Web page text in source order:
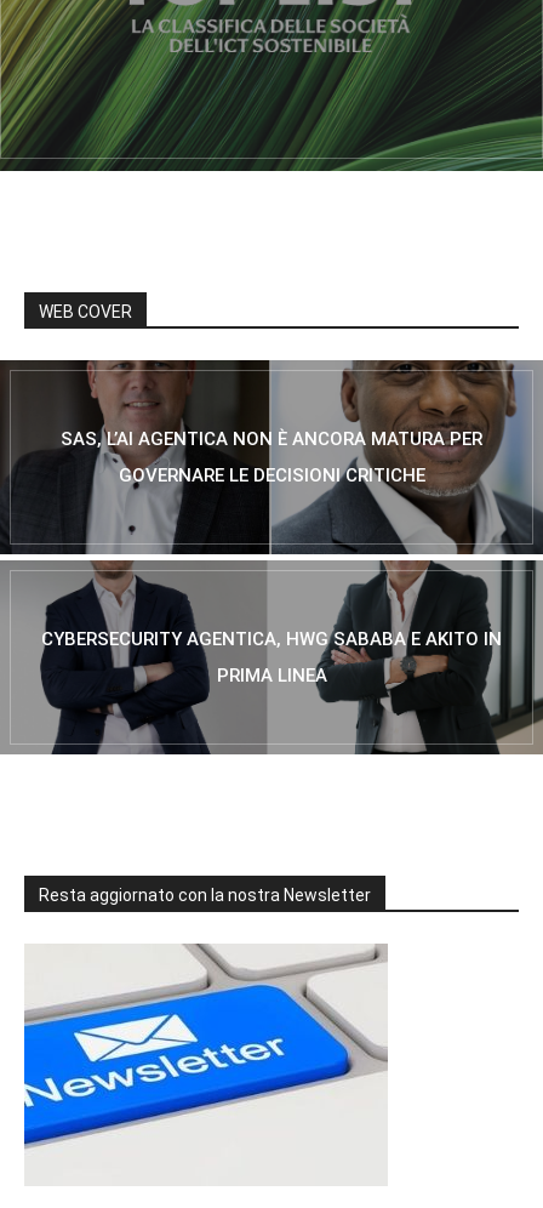
WEB COVER
SAS, L’AI AGENTICA NON È ANCORA MATURA PER
GOVERNARE LE DECISIONI CRITICHE
CYBERSECURITY AGENTICA, HWG SABABA E AKITO IN
PRIMA LINEA
Resta aggiornato con la nostra Newsletter